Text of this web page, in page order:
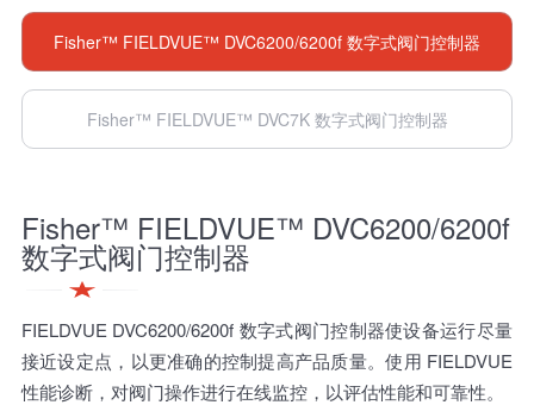
Fisher™ FIELDVUE™ DVC6200/6200f 数字式阀门控制器
Fisher™ FIELDVUE™ DVC7K 数字式阀门控制器
Fisher™ FIELDVUE™ DVC6200/6200f
数字式阀门控制器
FIELDVUE DVC6200/6200f 数字式阀门控制器使设备运行尽量
接近设定点，以更准确的控制提高产品质量。使用 FIELDVUE
性能诊断，对阀门操作进行在线监控，以评估性能和可靠性。